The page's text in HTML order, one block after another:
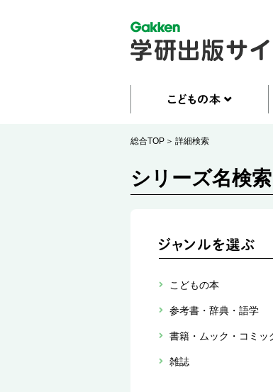
総合TOP 詳細検索
シリーズ名検
こどもの本
参考書・辞典・語学
書籍・ムック・コミッ
雑誌